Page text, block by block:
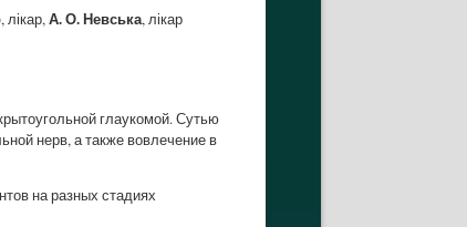
, лікар,А. О. Невська, лікар
глаукомой. Сутью
нерв, а также вовлечение в
на разных стадиях